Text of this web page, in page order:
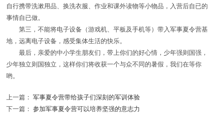
自行携带洗漱用品、换洗衣服、作业和课外读物等小物品，入营后自已的
事情自已做。
第三，不能将电子设备（游戏机、平板及手机等）带入军事夏令营基
地，远离电子设备，感受集体生活的快乐。
最后，亲爱的中小学生朋友们，带上你们的好心情，少年强则国强，
少年独立则国独立，这样你们将收获一个与众不同的暑假，我们在等你
哟。
上一篇： 军事夏令营带给孩子们深刻的军训体验
下一篇： 参加军事夏令营可以培养坚强的意志力